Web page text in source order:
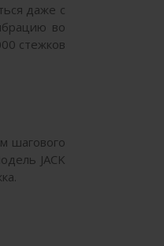
даже с
во
стежков
шагового
JACK